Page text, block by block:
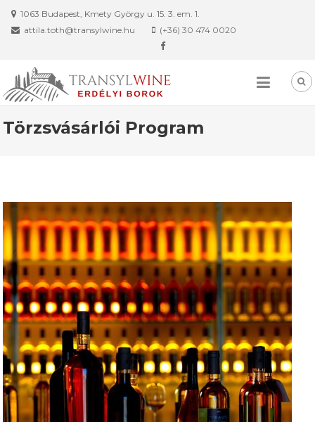
1063 Budapest, Kmety György u. 15. 3. em. 1.
attila.toth@transylwine.hu
(+36) 30 474 0020
Törzsvásárlói Program